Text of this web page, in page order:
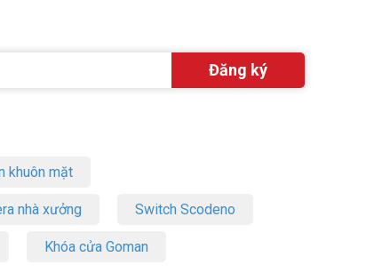
khuôn mặt
nhà xưởng Switch Scodeno
Khóa cửa Goman